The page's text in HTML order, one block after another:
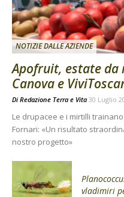
NOTIZIE DALLE AZIENDE
Apofruit, estate da
Canova e
Di Redazione Terra e Vita 30 Luglio
Le drupacee e i mirtilli
Fornari: «Un risultato
nostro progetto»
vladimiri